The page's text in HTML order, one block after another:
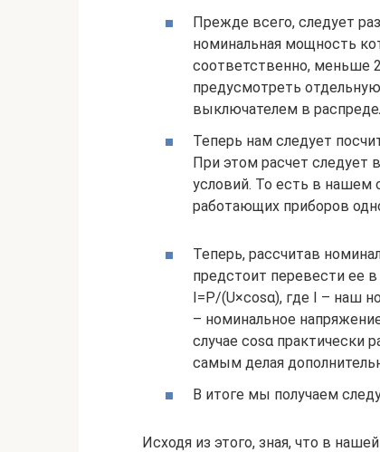
Прежде всего, следует
номинальная мощность
соответственно, меньше
предусмотреть
выключателем в
Теперь нам следует
При этом расчет следует
условий. То есть в нашем
работающих приборов
Теперь, рассчитав
предстоит перевести ее
I=P/(U×cosα), где I – наш
– номинальное
случае cosα практически
самым делая
В итоге мы получаем
Исходя из этого, зная, что в